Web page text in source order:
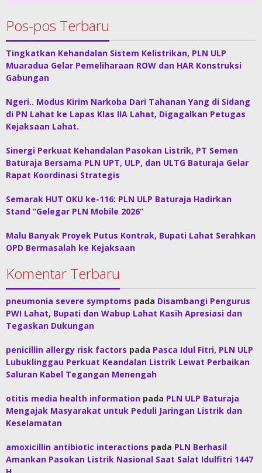
Pos-pos Terbaru
Tingkatkan Kehandalan Sistem Kelistrikan, PLN ULP
Muaradua Gelar Pemeliharaan ROW dan HAR Konstruksi
Gabungan
Ngeri.. Modus Kirim Narkoba Dari Tahanan Yang di Sidang
di PN Lahat ke Lapas Klas IIA Lahat, Digagalkan Petugas
Kejaksaan Lahat.
Sinergi Perkuat Kehandalan Pasokan Listrik, PT Semen
Baturaja Bersama PLN UPT, ULP, dan ULTG Baturaja Gelar
Rapat Koordinasi Strategis
Semarak HUT OKU ke-116: PLN ULP Baturaja Hadirkan
Stand “Gelegar PLN Mobile 2026”
Malu Banyak Proyek Putus Kontrak, Bupati Lahat Serahkan
OPD Bermasalah ke Kejaksaan
Komentar Terbaru
pneumonia severe symptoms pada Disambangi Pengurus
PWI Lahat, Bupati dan Wabup Lahat Kasih Apresiasi dan
Tegaskan Dukungan
penicillin allergy risk factors pada Pasca Idul Fitri, PLN ULP
Lubuklinggau Perkuat Keandalan Listrik Lewat Perbaikan
Saluran Kabel Tegangan Menengah
otitis media health information pada PLN ULP Baturaja
Mengajak Masyarakat untuk Peduli Jaringan Listrik dan
Keselamatan
amoxicillin antibiotic interactions pada PLN Berhasil
Amankan Pasokan Listrik Nasional Saat Salat Idulfitri 1447